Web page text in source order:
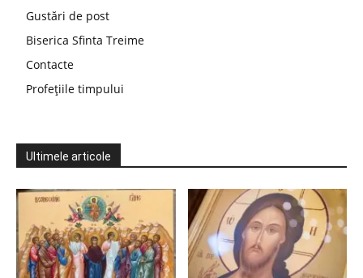
Gustări de post
Biserica Sfinta Treime
Contacte
Profețiile timpului
Ultimele articole